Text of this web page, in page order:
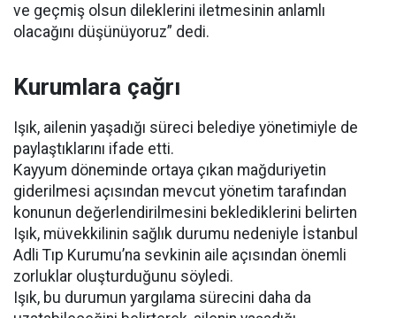
ve geçmiş olsun dileklerini iletmesinin anlamlı
olacağını düşünüyoruz” dedi.
Kurumlara çağrı
Işık, ailenin yaşadığı süreci belediye yönetimiyle de
paylaştıklarını ifade etti.
Kayyum döneminde ortaya çıkan mağduriyetin
giderilmesi açısından mevcut yönetim tarafından
konunun değerlendirilmesini beklediklerini belirten
Işık, müvekkilinin sağlık durumu nedeniyle İstanbul
Adli Tıp Kurumu’na sevkinin aile açısından önemli
zorluklar oluşturduğunu söyledi.
Işık, bu durumun yargılama sürecini daha da